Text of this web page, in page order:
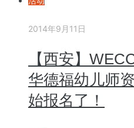
2014年9月11日
【西安】
华德福幼儿师
始报名了！